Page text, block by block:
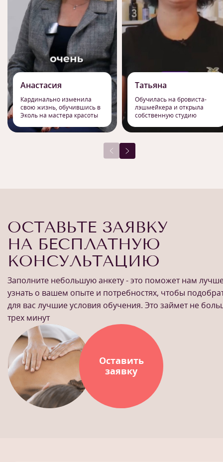
Анастасия
Кардинально изменила
свою жизнь, обучившись в
Эколь на мастера красоты
Татьяна
Обучилась на бровиста-
лэшмейкера и открыла
собственную студию
ОСТАВЬТЕ ЗАЯВКУ
НА БЕСПЛАТНУЮ
КОНСУЛЬТАЦИЮ
Заполните небольшую анкету - это поможет нам
узнать о вашем опыте и потребностях, чтобы
для вас лучшие условия обучения. Это займет не
трех минут
Оставить
заявку